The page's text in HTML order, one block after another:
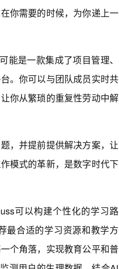
你需要的时候，为你递上一
是一款集成了项目管理、
。你可以与团队成员实时共
你从繁琐的重复性劳动中解
，并提前提供解决方案，让
模式的革新，是数字时代下
可以构建个性化的学习路
最合适的学习资源和教学方
个角落，实现教育公平和普